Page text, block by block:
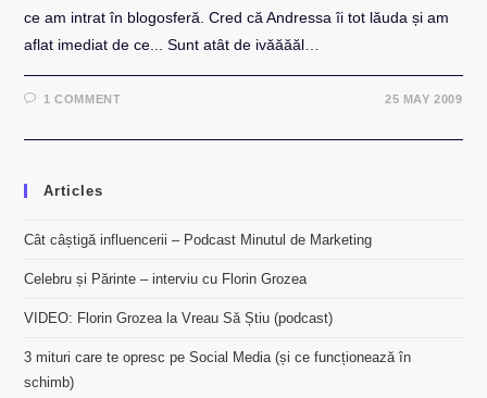
ce am intrat în blogosferă. Cred că Andressa îi tot lăuda și am
aflat imediat de ce... Sunt atât de ivăăăăl…
1 COMMENT 25 MAY 2009
Articles
Cât câștigă influencerii – Podcast Minutul de Marketing
Celebru și Părinte – interviu cu Florin Grozea
VIDEO: Florin Grozea la Vreau Să Știu (podcast)
3 mituri care te opresc pe Social Media (și ce funcționează în
schimb)